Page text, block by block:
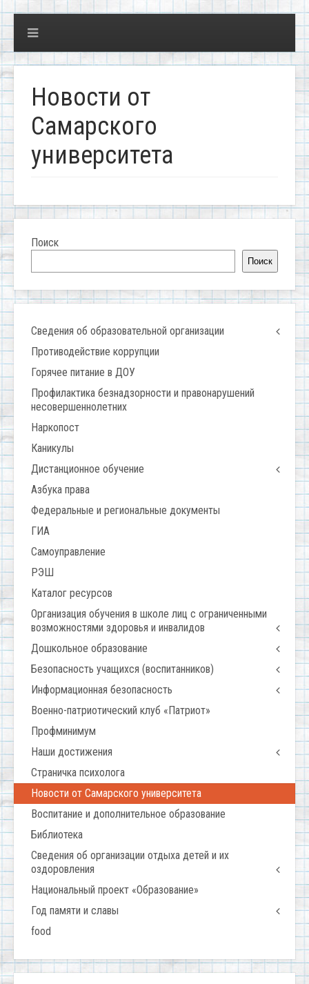
Новости от
Самарского
университета
Поиск
Поиск
Сведения об образовательной организации
Противодействие коррупции
Горячее питание в ДОУ
Профилактика безнадзорности и правонарушений
несовершеннолетних
Наркопост
Каникулы
Дистанционное обучение
Азбука права
Федеральные и региональные документы
ГИА
Самоуправление
РЭШ
Каталог ресурсов
Организация обучения в школе лиц с ограниченными
возможностями здоровья и инвалидов
Дошкольное образование
Безопасность учащихся (воспитанников)
Информационная безопасность
Военно-патриотический клуб «Патриот»
Профминимум
Наши достижения
Страничка психолога
Новости от Самарского университета
Воспитание и дополнительное образование
Библиотека
Сведения об организации отдыха детей и их
оздоровления
Национальный проект «Образование»
Год памяти и славы
food